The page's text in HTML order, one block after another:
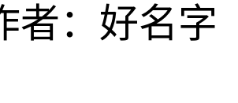
者：好名字